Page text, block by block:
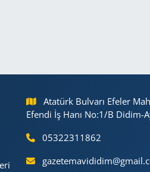
Atatürk Bulvarı Efeler
Efendi İş Hanı No:1/B Didim-
05322311862